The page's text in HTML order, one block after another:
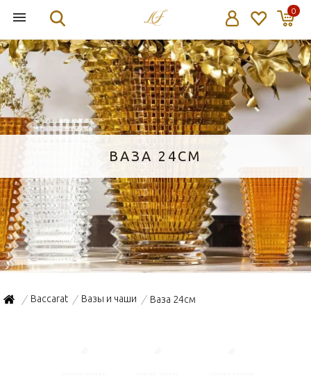
0
ВАЗА 24СМ
/ Baccarat / Вазы и чаши / Ваза 24см